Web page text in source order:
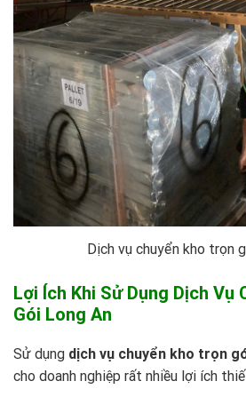
Dịch vụ chuyển kho trọn
Lợi Ích Khi Sử Dụng Dịch Vụ
Gói Long An
Sử dụng dịch vụ chuyển kho trọn
cho doanh nghiệp rất nhiều lợi ích